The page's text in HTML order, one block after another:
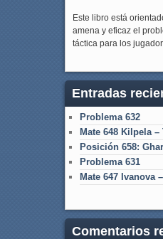
Este libro está
amena y eficaz el
táctica para los
Entradas
Problema 632
Mate 648 Kilpela –
Posición 658:
Problema 631
Mate 647 Ivanova
Comentarios